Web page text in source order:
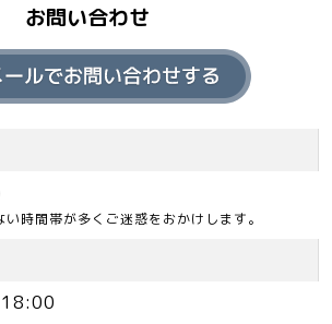
お問い合わせ
時間帯が多くご迷惑をおかけします。